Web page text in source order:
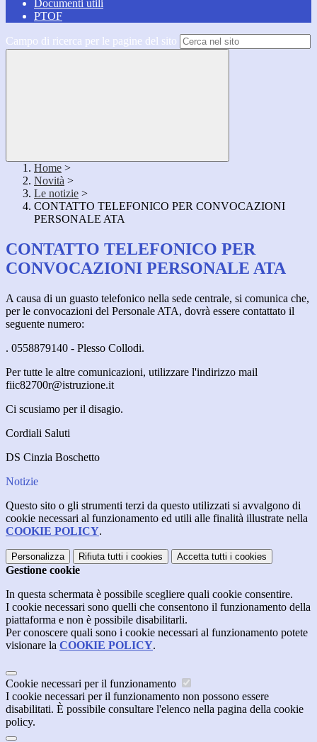
Documenti utili
PTOF
Campo di ricerca per le pagine del sito
Home >
Novità >
Le notizie >
CONTATTO TELEFONICO PER CONVOCAZIONI
PERSONALE ATA
CONTATTO TELEFONICO PER
CONVOCAZIONI PERSONALE ATA
A causa di un guasto telefonico nella sede centrale, si comunica che,
per le convocazioni del Personale ATA, dovrà essere contattato il
seguente numero:
. 0558879140 - Plesso Collodi.
Per tutte le altre comunicazioni, utilizzare l'indirizzo mail
fiic82700r@istruzione.it
Ci scusiamo per il disagio.
Cordiali Saluti
DS Cinzia Boschetto
Notizie
Questo sito o gli strumenti terzi da questo utilizzati si avvalgono di
cookie necessari al funzionamento ed utili alle finalità illustrate nella
COOKIE POLICY.
Personalizza Rifiuta tutti i cookies Accetta tutti i cookies
Gestione cookie
In questa schermata è possibile scegliere quali cookie consentire.
I cookie necessari sono quelli che consentono il funzionamento della
piattaforma e non è possibile disabilitarli.
Per conoscere quali sono i cookie necessari al funzionamento potete
visionare la COOKIE POLICY.
Cookie necessari per il funzionamento
I cookie necessari per il funzionamento non possono essere
disabilitati. È possibile consultare l'elenco nella pagina della cookie
policy.